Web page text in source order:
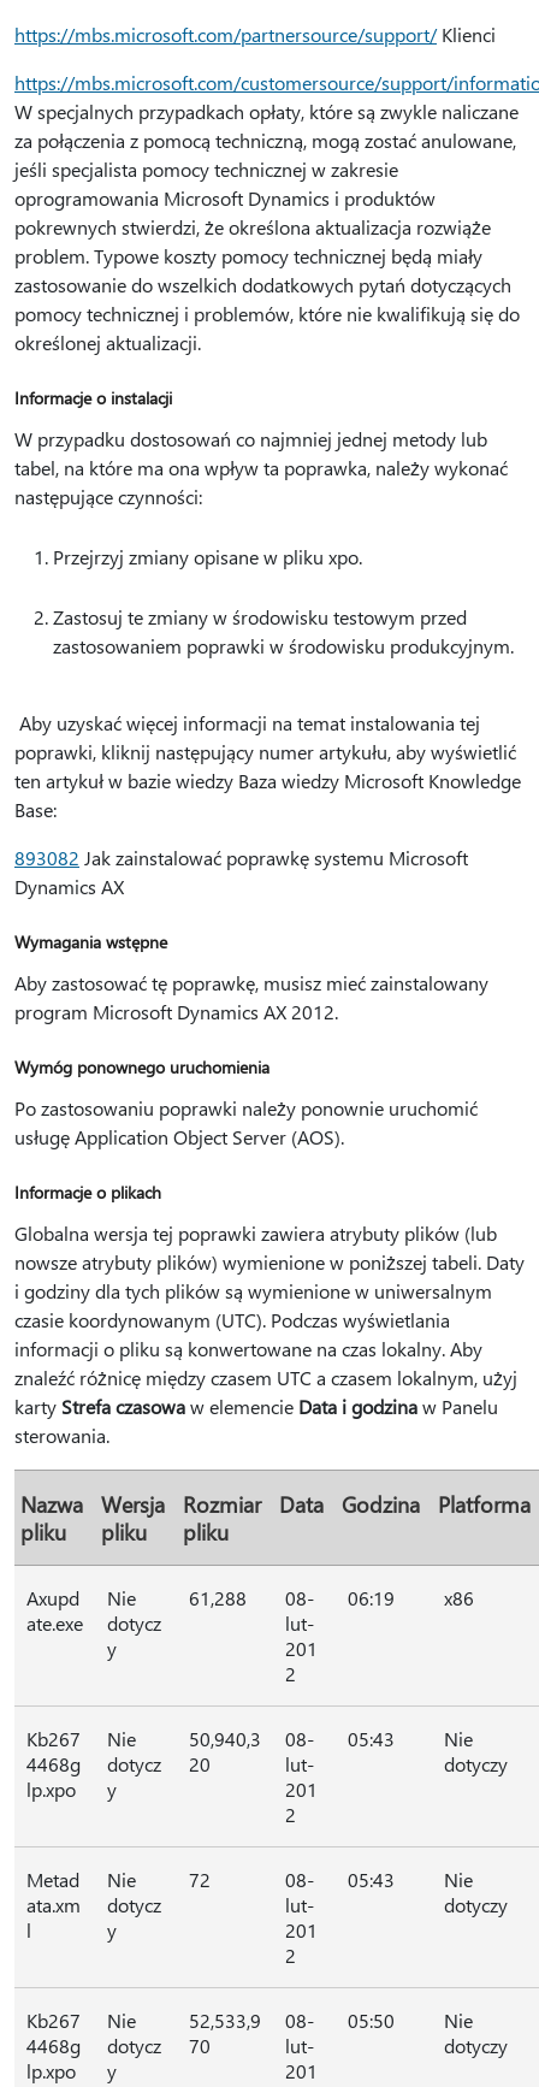
https://mbs.microsoft.com/partnersource/support/Klienci
https://mbs.microsoft.com/customersource/support/
W specjalnych przypadkach opłaty, które są zwykle naliczane
za połączenia z pomocą techniczną, mogą zostać anulowane,
jeśli specjalista pomocy technicznej w zakresie
oprogramowania Microsoft Dynamics i produktów
pokrewnych stwierdzi, że określona aktualizacja rozwiąże
problem. Typowe koszty pomocy technicznej będą miały
zastosowanie do wszelkich dodatkowych pytań dotyczących
pomocy technicznej i problemów, które nie kwalifikują się do
określonej aktualizacji.
Informacje o instalacji
W przypadku dostosowań co najmniej jednej metody lub
tabel, na które ma ona wpływ ta poprawka, należy wykonać
następujące czynności:
Przejrzyj zmiany opisane w pliku xpo.
Zastosuj te zmiany w środowisku testowym przed
zastosowaniem poprawki w środowisku produkcyjnym.
Aby uzyskać więcej informacji na temat instalowania tej
poprawki, kliknij następujący numer artykułu, aby wyświetlić
ten artykuł w bazie wiedzy Baza wiedzy Microsoft Knowledge
Base:
893082 Jak zainstalować poprawkę systemu Microsoft
Dynamics AX
Wymagania wstępne
Aby zastosować tę poprawkę, musisz mieć zainstalowany
program Microsoft Dynamics AX 2012.
Wymóg ponownego uruchomienia
Po zastosowaniu poprawki należy ponownie uruchomić
usługę Application Object Server (AOS).
Informacje o plikach
Globalna wersja tej poprawki zawiera atrybuty plików (lub
nowsze atrybuty plików) wymienione w poniższej tabeli. Daty
i godziny dla tych plików są wymienione w uniwersalnym
czasie koordynowanym (UTC). Podczas wyświetlania
informacji o pliku są konwertowane na czas lokalny. Aby
znaleźć różnicę między czasem UTC a czasem lokalnym, użyj
karty Strefa czasowaw elemencie Data i godzinaw Panelu
sterowania.
Nazwa
pliku
Wersja
pliku
Rozmiar
pliku
Data Godzina Platforma
Axupd
ate.exe
Nie
dotycz
y
61,288
08-
lut-
201
2
06:19 x86
Kb267
4468g
lp.xpo
Nie
dotycz
y
50,940,3
20
08-
lut-
201
2
05:43
Nie
dotyczy
Metad
ata.xm
l
Nie
dotycz
y
72
08-
lut-
201
2
05:43
Nie
dotyczy
Kb267
4468g
lp.xpo
Nie
dotycz
y
52,533,9
70
08-
lut-
201
05:50
Nie
dotyczy